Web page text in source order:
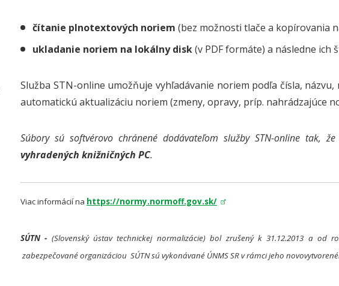
čítanie plnotextových noriem (bez možnosti tlače a kopírovania
ukladanie noriem na lokálny disk(v PDF formáte) a následne ich
Služba STN-online umožňuje vyhľadávanie noriem podľa čísla,
automatickú aktualizáciu noriem (zmeny, opravy, príp. nahrádzajúce
Súbory sú softvérovo chránené dodávateľom služby STN-online tak, že
vyhradených knižničných PC.
Viac informácií na https://normy.normoff.gov.sk/
SÚTN - (Slovenský ústav technickej normalizácie) bol zrušený k 31.12.2013 a od
zabezpečované organizáciou SÚTN sú vykonávané ÚNMS SR v rámci jeho